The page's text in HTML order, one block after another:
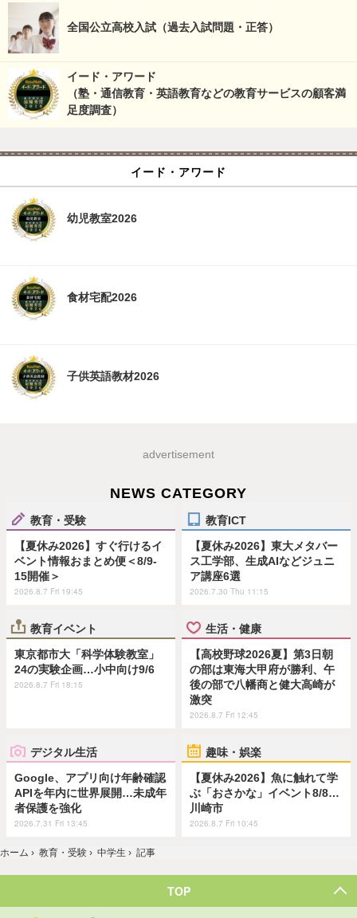
全国公立高校入試（過去入試問題・正答）
イード・アワード
（塾・通信教育・英語教育などの教育サービスの顧客満
足度調査）
イード・アワード
幼児教室2026
食材宅配2026
子供英語教材2026
advertisement
NEWS CATEGORY
教育・受験
【夏休み2026】すぐ行けるイ
ベント情報おまとめ便＜8/9-
15開催＞
2026.8.7 Fri 19:45
教育ICT
【夏休み2026】東大メタバー
ス工学部、生成AIなどジュニ
ア講座6選
2026.7.30 Thu 11:15
教育イベント
東京都市大「科学体験教室」
24の実験企画…小中向け9/6
2026.8.7 Fri 18:15
生活・健康
【高校野球2026夏】第3日朝
の部は東海大甲府が勝利、午
後の部で八幡商と健大高崎が
激突
2026.8.7 Fri 12:45
デジタル生活
Google、アプリ向け年齢確認
APIを年内に世界展開…未成年
者保護を強化
2026.7.31 Fri 13:45
趣味・娯楽
【夏休み2026】魚に触れて学
ぶ「おさかな」イベント8/8…
川崎市
2026.8.7 Fri 10:45
ホーム › 教育・受験 › 中学生 › 記事
TOP